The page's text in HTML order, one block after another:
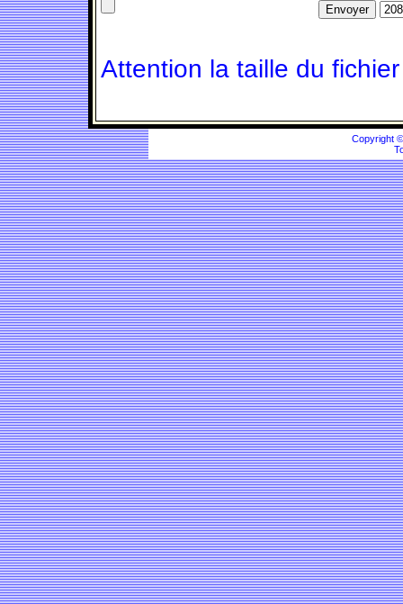
Attention la taille du
Copyright